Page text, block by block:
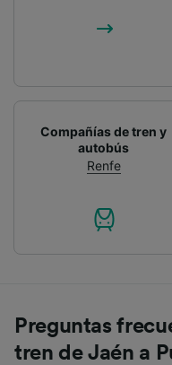
Compañías de tren y
autobús
Renfe
Preguntas
tren de Jaén a